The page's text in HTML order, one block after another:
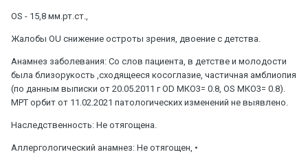
OS - 15,8 мм.рт.ст.,
Жалобы OU снижение остроты зрения, двоение с детства.
Анамнез заболевания: Со слов пациента, в детстве и молодости
была близорукость ,сходящееся косоглазие, частичная амблиопия
(по данным выписки от 20.05.2011 г OD МКО3= 0.8, OS МКО3= 0.8).
МРТ орбит от 11.02.2021 патологических изменений не выявлено.
Наследственность: Не отягощена.
Аллергологический анамнез: Не отягощен, •